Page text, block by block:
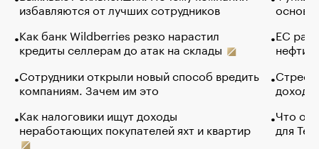
избавляются от лучших сотрудников
Как банк Wildberries резко нарастил
кредиты селлерам до атак на склады
Сотрудники открыли новый способ вредить
компаниям. Зачем им это
Как налоговики ищут доходы
неработающих покупателей яхт и квартир
основ
ЕС
нефти
Что
для